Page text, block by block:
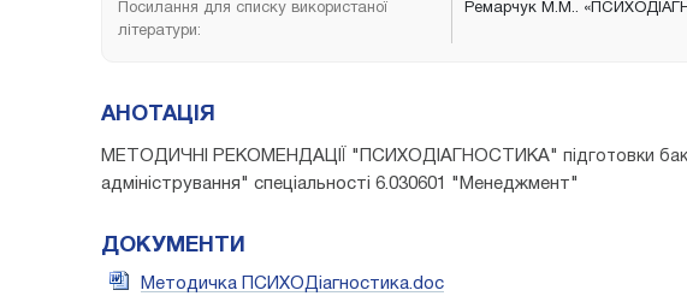
Посилання для списку використаної
літератури:
Ремарчук М.М..
АНОТАЦІЯ
МЕТОДИЧНІ РЕКОМЕНДАЦІЇ "ПСИХОДІАГНОСТИКА" підготовки
адміністрування" спеціальності 6.030601 "Менеджмент"
ДОКУМЕНТИ
Методичка ПСИХОДіагностика.doc